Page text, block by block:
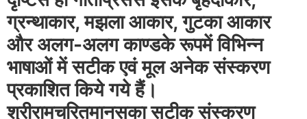
ग्रन्थाकार, मझला आकार, गुटका आकार
और अलग-अलग काण्डके रूपमें विभिन्न
भाषाओं में सटीक एवं मूल अनेक संस्करण
प्रकाशित किये गये हैं।
श्रीरामचरितमानसका सटीक संस्करण